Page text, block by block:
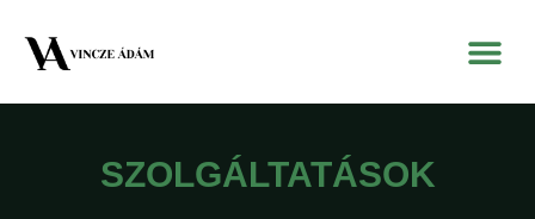
SZOLGÁLTATÁSOK